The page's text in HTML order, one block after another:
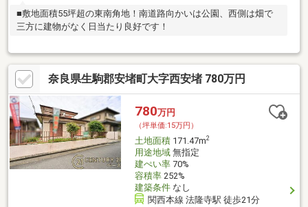
■敷地面積55坪超の東南角地！南道路向かいは公園、西側は畑で
三方に建物がなく日当たり良好です！
奈良県生駒郡安堵町大字西安堵 780万円
780万円
（坪単価:15万円）
土地面積171.47m2
用途地域無指定
建ぺい率70%
容積率252%
建築条件なし
関西本線 法隆寺駅 徒歩21分